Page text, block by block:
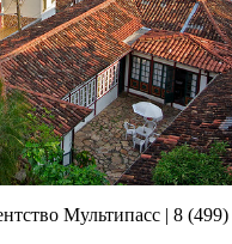
Мультипасс | 8